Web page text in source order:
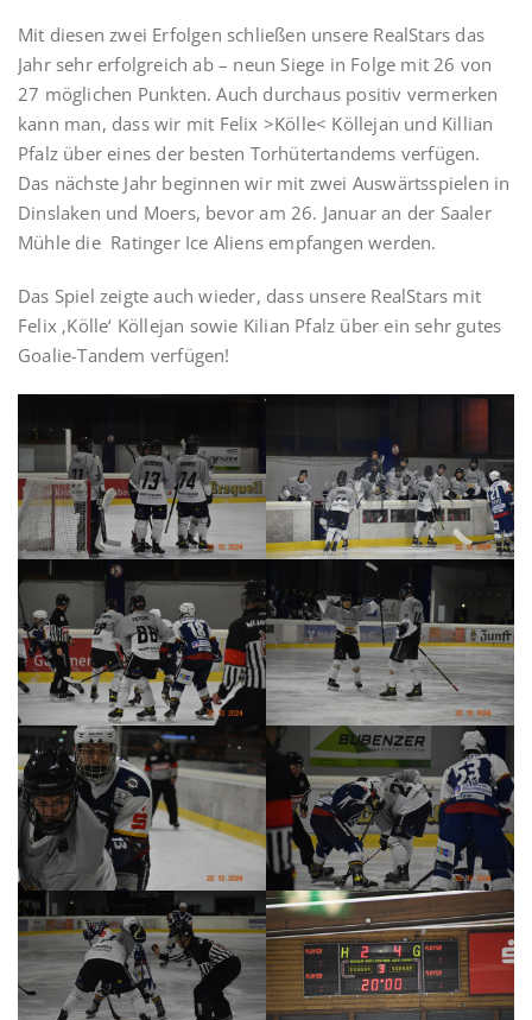
Mit diesen zwei Erfolgen schließen unsere RealStars das
Jahr sehr erfolgreich ab – neun Siege in Folge mit 26 von
27 möglichen Punkten. Auch durchaus positiv vermerken
kann man, dass wir mit Felix >Kölle< Köllejan und Killian
Pfalz über eines der besten Torhütertandems verfügen.
Das nächste Jahr beginnen wir mit zwei Auswärtsspielen in
Dinslaken und Moers, bevor am 26. Januar an der Saaler
Mühle die Ratinger Ice Aliens empfangen werden.
Das Spiel zeigte auch wieder, dass unsere RealStars mit
Felix ‚Kölle‘ Köllejan sowie Kilian Pfalz über ein sehr gutes
Goalie-Tandem verfügen!